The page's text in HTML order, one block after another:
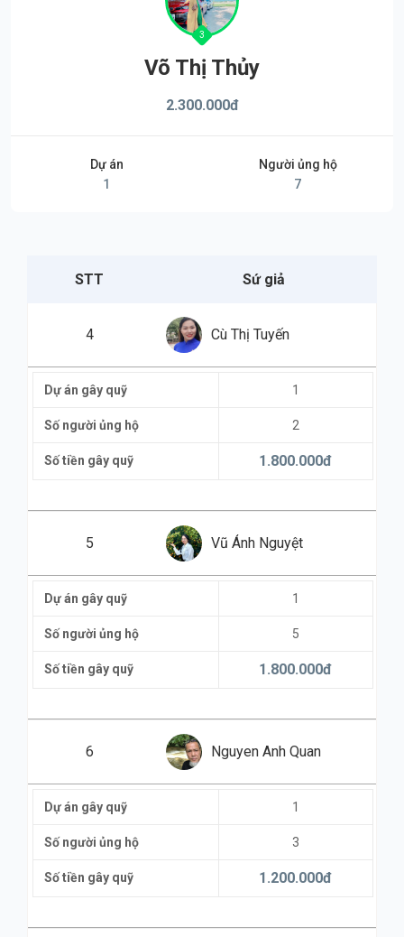
3
Võ Thị Thủy
2.300.000đ
Dự án
1
Người ủng hộ
7
STT Sứ giả
4 Cù Thị Tuyến
Dự án gây quỹ 1
Số người ủng hộ 2
Số tiền gây quỹ 1.800.000đ
5 Vũ Ánh Nguyệt
Dự án gây quỹ 1
Số người ủng hộ 5
Số tiền gây quỹ 1.800.000đ
6 Nguyen Anh Quan
Dự án gây quỹ 1
Số người ủng hộ 3
Số tiền gây quỹ 1.200.000đ